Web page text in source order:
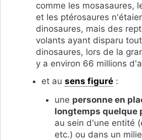
comme les mosasaures,
et les ptérosaures
dinosaures, mais des
volants ayant disparu
dinosaures, lors de la
y a environ 66 millions
et au sens figuré :
une personne en
longtemps quelque
au sein d'une entité
etc.) ou dans un